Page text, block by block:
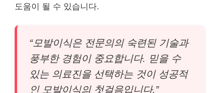
도움이 될 수 있습니다.
“모발이식은 전문의의 숙련된 기술과
풍부한 경험이 중요합니다. 믿을 수
있는 의료진을 선택하는 것이 성공적
인 모발이식의 첫걸음입니다.”